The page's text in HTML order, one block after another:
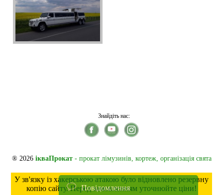
Знайдіть нас:
® 2026 ікваПрокат- прокат лімузинів, кортеж, організація свята
У зв'язку із хакерською атакою було відновлено резервну
копію сайту. Перед замовленням уточнюйте ціни!
Повідомлення